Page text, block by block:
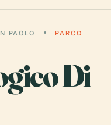
PAOLO
PARCO
Di